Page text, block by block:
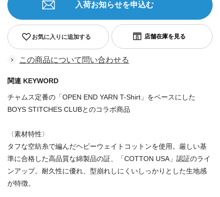
お気に入りに追加する
入荷お知らせを申込む
この商品について問い合わせる
関連 KEYWORD
チャムス定番の「OPEN END YARN T-Shirt」をベースにした
BOYS STITCHES CLUBとのコラボ商品
〈素材特性〉
タフな空紡糸で編んだヘビーウェイトコットンを使用。厳しい基
準に合格した高品質な綿製品の証、「COTTON USA」認証のライ
ンアップ。耐久性に優れ、型崩れしにくいしっかりとした生地感
が特徴。